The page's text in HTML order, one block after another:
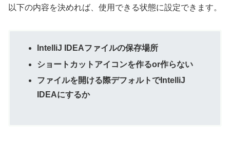
以下の内容を決めれば、使用できる状態に設定できます。
IntelliJ IDEAファイルの保存場所
ショートカットアイコンを作るor作らない
ファイルを開ける際デフォルトでIntelliJ
IDEAにするか